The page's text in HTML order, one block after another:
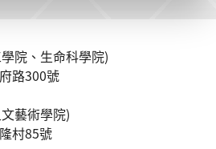
院、生命科學院)
路300號
藝術學院)
村85號